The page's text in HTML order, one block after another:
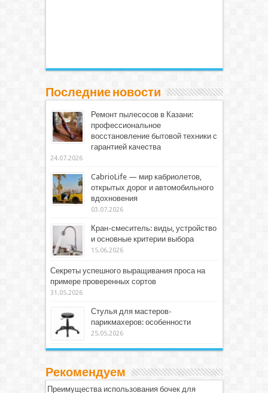
Последние новости
Ремонт пылесосов в Казани:
профессиональное
восстановление бытовой техники с
гарантией качества
24.07.2026
CabrioLife — мир кабриолетов,
открытых дорог и автомобильного
вдохновения
03.07.2026
Кран-смеситель: виды, устройство
и основные критерии выбора
15.06.2026
Секреты успешного выращивания проса на
примере проверенных сортов
31.05.2026
Стулья для мастеров-
парикмахеров: особенности
25.05.2026
Рекомендуем
Преимущества использования бочек для